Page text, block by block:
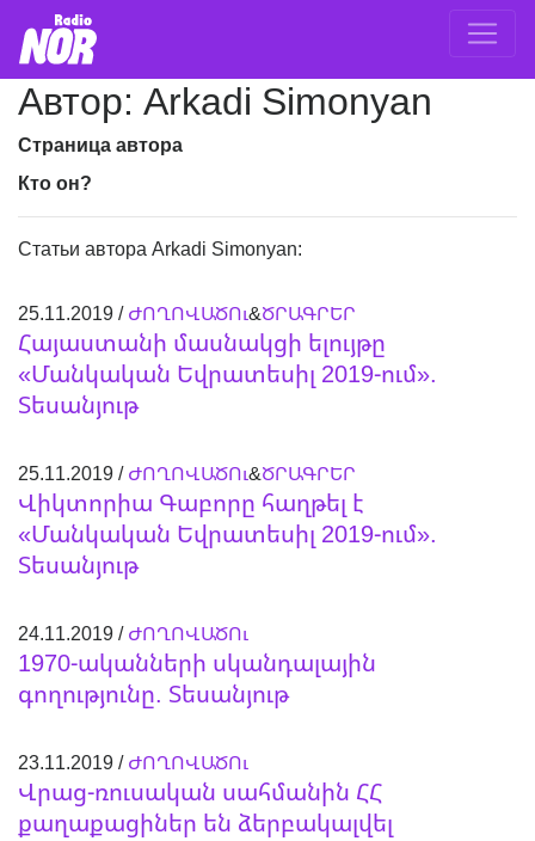
Автор: Arkadi Simonyan
Страница автора
Кто он?
Статьи автора Arkadi Simonyan:
25.11.2019 /ԺՈՂՈՎԱԾՈւ&ԾՐԱԳՐԵՐ
Հայաստանի մասնակցի ելույթը
«Մանկական Եվրատեսիլ 2019-ում».
Տեսանյութ
25.11.2019 /ԺՈՂՈՎԱԾՈւ&ԾՐԱԳՐԵՐ
Վիկտորիա Գաբորը հաղթել է
«Մանկական Եվրատեսիլ 2019-ում».
Տեսանյութ
24.11.2019 /ԺՈՂՈՎԱԾՈւ
1970-ականների սկանդալային
գողությունը. Տեսանյութ
23.11.2019 /ԺՈՂՈՎԱԾՈւ
Վրաց-ռուսական սահմանին ՀՀ
քաղաքացիներ են ձերբակալվել